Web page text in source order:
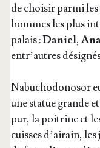
de choi­sir par­mi
hommes les plus
palais :Daniel,
entr’autres
Nabu­cho­do­no­sor
une sta­tue grande
pur, la poi­trine et
cuisses d’ai­rain,